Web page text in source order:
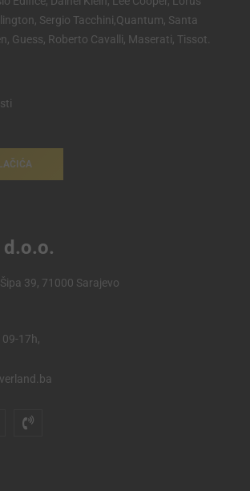
Sergio Tacchini,Quantum, Santa
Guess, Roberto Cavalli, Maserati, Tissot.
d.o.o.
39, 71000 Sarajevo
17h,